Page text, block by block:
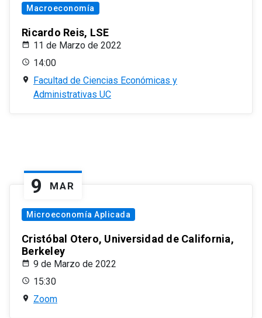
Macroeconomía
Ricardo Reis, LSE
11 de Marzo de 2022
14:00
Facultad de Ciencias Económicas y
Administrativas UC
9 MAR
Microeconomía Aplicada
Cristóbal Otero, Universidad de California,
Berkeley
9 de Marzo de 2022
15:30
Zoom